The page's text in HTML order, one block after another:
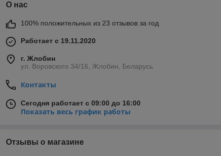
О нас
100% положительных из 23 отзывов за год
Работает с 19.11.2020
г. Жлобин
ул. Воровского 34/16, Жлобин, Беларусь
Контакты
Сегодня работает с 09:00 до 16:00
Показать весь график работы
Отзывы о магазине